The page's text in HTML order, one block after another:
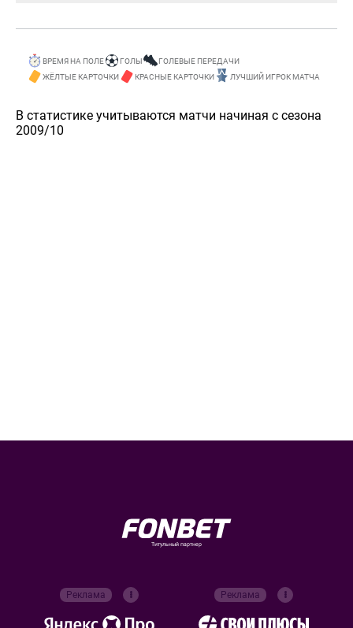
ВРЕМЯ НА ПОЛЕ ГОЛЫ
ГОЛЕВЫЕ ПЕРЕДАЧИ
ЖЁЛТЫЕ КАРТОЧКИ
КРАСНЫЕ КАРТОЧКИ ЛУЧШИЙ ИГРОК МАТЧА
В статистике учитываются матчи начиная с сезона
2009/10
Титульный партнер
Реклама Реклама